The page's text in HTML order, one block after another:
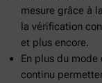
mesure grâce à
la vérification
et plus encore.
En plus du
continu